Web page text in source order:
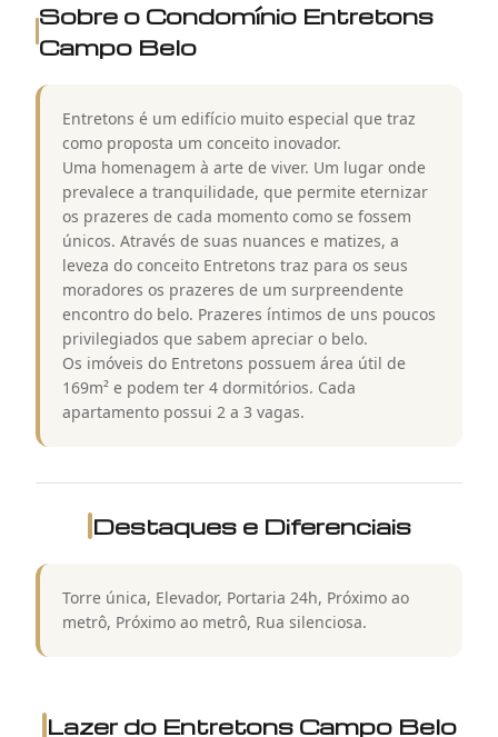
Sobre o Condomínio Entretons
Campo Belo
Entretons é um edifício muito especial que traz
como proposta um conceito inovador.
Uma homenagem à arte de viver. Um lugar onde
prevalece a tranquilidade, que permite eternizar
os prazeres de cada momento como se fossem
únicos. Através de suas nuances e matizes, a
leveza do conceito Entretons traz para os seus
moradores os prazeres de um surpreendente
encontro do belo. Prazeres íntimos de uns poucos
privilegiados que sabem apreciar o belo.
Os imóveis do Entretons possuem área útil de
169m² e podem ter 4 dormitórios. Cada
apartamento possui 2 a 3 vagas.
Destaques e Diferenciais
Torre única, Elevador, Portaria 24h, Próximo ao
metrô, Próximo ao metrô, Rua silenciosa.
Lazer do Entretons Campo Belo